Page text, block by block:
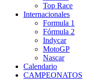
Top Race
Internacionales
Formula 1
Fórmula 2
Indycar
MotoGP
Nascar
Calendario
CAMPEONATOS